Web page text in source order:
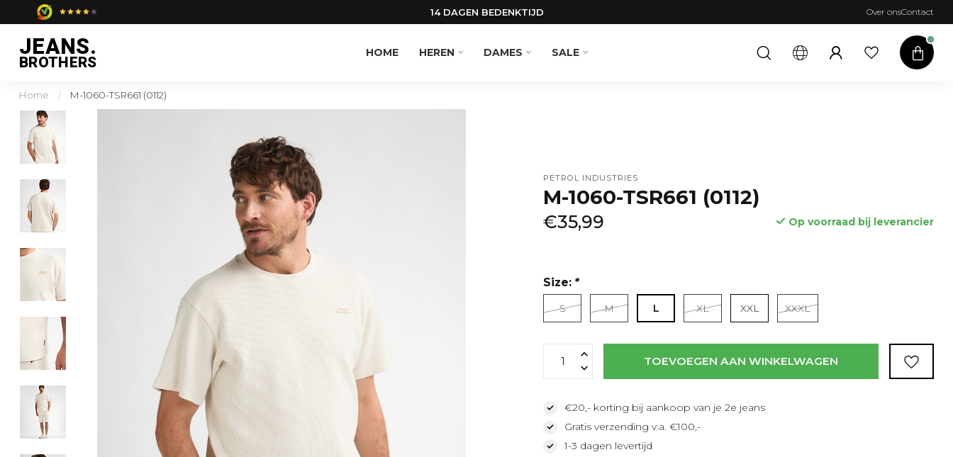
14 DAGEN BEDENKTIJD Over onsContact
JEANS.
BROTHERS HOME HEREN DAMES SALE
Home / M-1060-TSR661 (0112)
PETROL INDUSTRIES
M-1060-TSR661 (0112)
€35,99 Op voorraad bij leverancier
Lees meer
Size: *
S M L XL XXL XXXL
TOEVOEGEN AAN WINKELWAGEN
€20,- korting bij aankoop van je 2e jeans
Gratis verzending v.a. €100,-
1-3 dagen levertijd